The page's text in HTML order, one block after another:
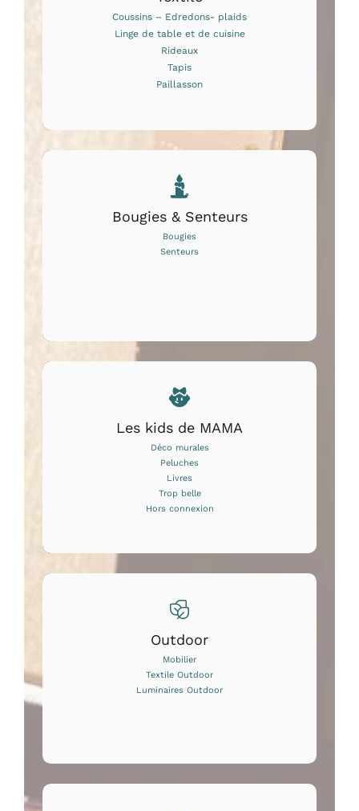
Coussins – Edredons- plaids
Linge de table et de cuisine
Rideaux
Tapis
Paillasson
Bougies & Senteurs
Bougies
Senteurs
Les kids de MAMA
Déco murales
Peluches
Livres
Trop belle
Hors connexion
Outdoor
Mobilier
Textile Outdoor
Luminaires Outdoor